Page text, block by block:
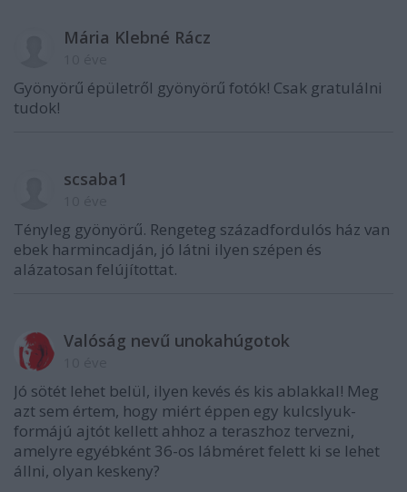
Mária Klebné Rácz
Gyönyörű épületről gyönyörű fotók! Csak gratulálni
tudok!
scsaba1
Tényleg gyönyörű. Rengeteg századfordulós ház van
ebek harmincadján, jó látni ilyen szépen és
alázatosan felújítottat.
Valóság nevű unokahúgotok
Jó sötét lehet belül, ilyen kevés és kis ablakkal! Meg
azt sem értem, hogy miért éppen egy kulcslyuk-
formájú ajtót kellett ahhoz a teraszhoz tervezni,
amelyre egyébként 36-os lábméret felett ki se lehet
állni, olyan keskeny?